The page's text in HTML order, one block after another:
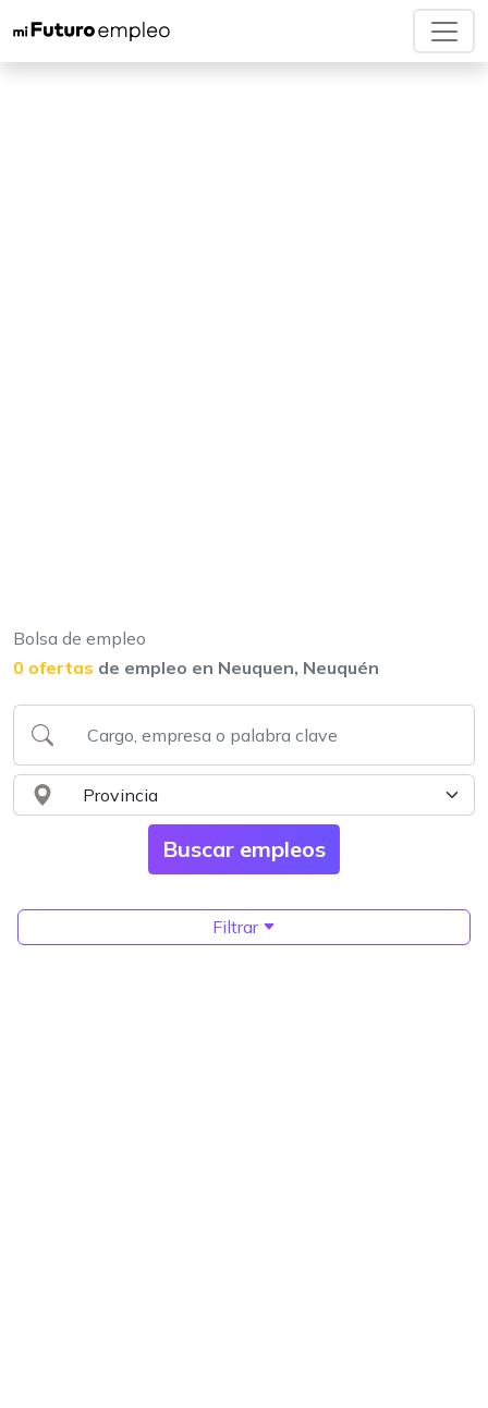
Bolsa de empleo
0 ofertas de empleo en Neuquen, Neuquén
Filtrar